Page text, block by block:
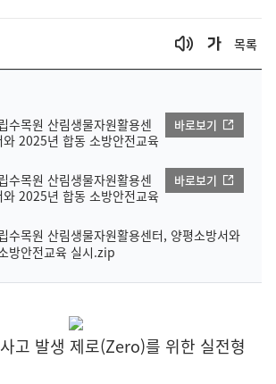
목록
수목원 산림생물자원활용센
와 2025년 합동 소방안전교육
바로보기
수목원 산림생물자원활용센
와 2025년 합동 소방안전교육
바로보기
수목원 산림생물자원활용센터, 양평소방서와
방안전교육 실시.zip
고 발생 제로(Zero)를 위한 실전형